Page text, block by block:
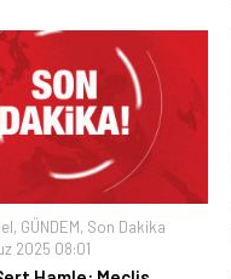
, GÜNDEM, Son Dakika
2025 08:01